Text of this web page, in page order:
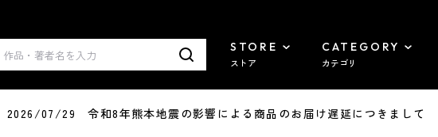
STORE
ストア
CATEGORY
カテゴリ
2026/07/29 令和8年熊本地震の影響による商品のお届け遅延につきまして